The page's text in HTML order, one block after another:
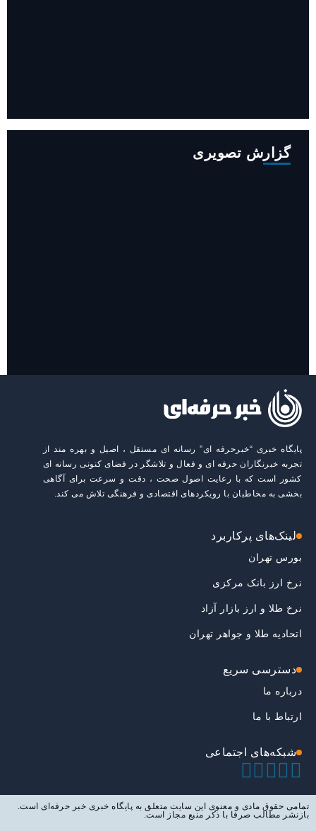
گزارش تصویری
پایگاه خبری “خبرحرفه ای” رسانه ای مستقل ، اصیل و بهره مند از
تجربه خبرنگاران حرفه ای و فعال و تلاشگر در فضای کنونی رسانه ای
کشور است که با رعایت اصول صحت ، دقت و سرعت برای آگاهی
بخشی به مخاطبان با رویکردهای اقتصادی و فرهنگی تلاش می کند.
لینک‌های پرکاربرد
بورس تهران
نرخ ارز بانک مرکزی
نرخ طلا و ارز بازار آزاد
اتحادیه طلا و جواهر تهران
دسترسی سریع
درباره ما
ارتباط با ما
شبکه‌های اجتماعی
تمامی حقوق مادی و معنوی این سایت متعلق به پایگاه خبری خبر حرفه‌ای است.
بازنشر مطالب صرفا با ذکر منبع مجاز است.